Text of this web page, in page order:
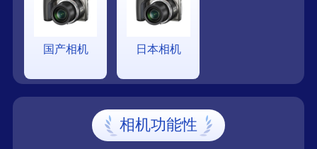
国产相机 日本相机
相机功能性